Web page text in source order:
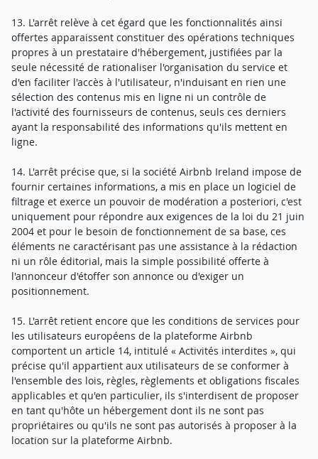
13. L'arrêt relève à cet égard que les fonctionnalités ainsi
offertes apparaissent constituer des opérations techniques
propres à un prestataire d'hébergement, justifiées par la
seule nécessité de rationaliser l'organisation du service et
d'en faciliter l'accès à l'utilisateur, n'induisant en rien une
sélection des contenus mis en ligne ni un contrôle de
l'activité des fournisseurs de contenus, seuls ces derniers
ayant la responsabilité des informations qu'ils mettent en
ligne.
14. L'arrêt précise que, si la société Airbnb Ireland impose de
fournir certaines informations, a mis en place un logiciel de
filtrage et exerce un pouvoir de modération a posteriori, c'est
uniquement pour répondre aux exigences de la loi du 21 juin
2004 et pour le besoin de fonctionnement de sa base, ces
éléments ne caractérisant pas une assistance à la rédaction
ni un rôle éditorial, mais la simple possibilité offerte à
l'annonceur d'étoffer son annonce ou d'exiger un
positionnement.
15. L'arrêt retient encore que les conditions de services pour
les utilisateurs européens de la plateforme Airbnb
comportent un article 14, intitulé « Activités interdites », qui
précise qu'il appartient aux utilisateurs de se conformer à
l'ensemble des lois, règles, règlements et obligations fiscales
applicables et qu'en particulier, ils s'interdisent de proposer
en tant qu'hôte un hébergement dont ils ne sont pas
propriétaires ou qu'ils ne sont pas autorisés à proposer à la
location sur la plateforme Airbnb.